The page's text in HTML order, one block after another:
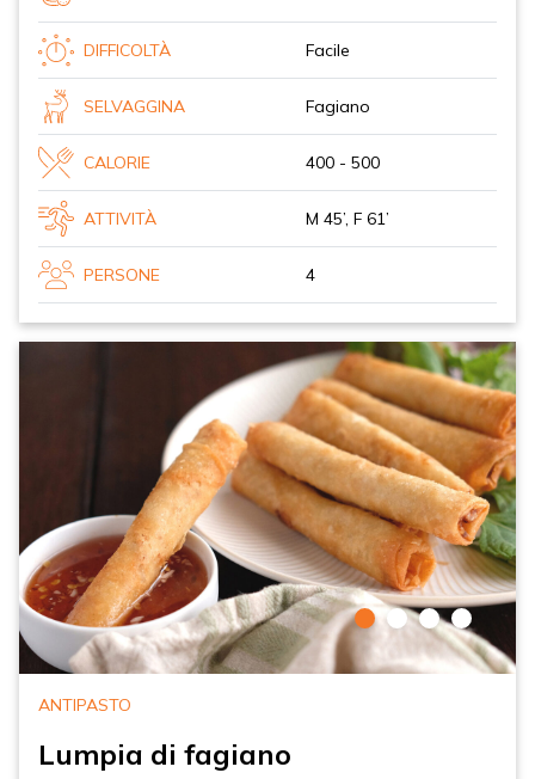
DIFFICOLTÀ Facile
SELVAGGINA Fagiano
CALORIE 400 - 500
ATTIVITÀ M 45’, F 61’
PERSONE 4
ANTIPASTO
Lumpia di fagiano